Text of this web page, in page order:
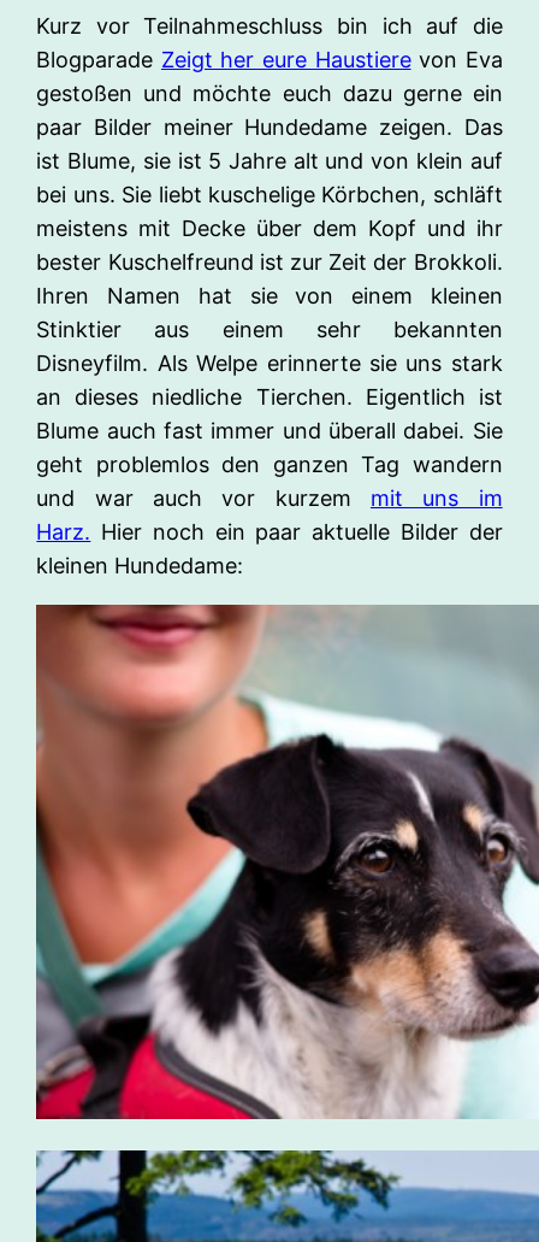
Kurz vor Teilnahmeschluss bin ich auf die
Blogparade Zeigt her eure Haustierevon Eva
gestoßen und möchte euch dazu gerne ein
paar Bilder meiner Hundedame zeigen. Das
ist Blume, sie ist 5 Jahre alt und von klein auf
bei uns. Sie liebt kuschelige Körbchen, schläft
meistens mit Decke über dem Kopf und ihr
bester Kuschelfreund ist zur Zeit der Brokkoli.
Ihren Namen hat sie von einem kleinen
Stinktier aus einem sehr bekannten
Disneyfilm. Als Welpe erinnerte sie uns stark
an dieses niedliche Tierchen. Eigentlich ist
Blume auch fast immer und überall dabei. Sie
geht problemlos den ganzen Tag wandern
und war auch vor kurzem mit uns im
Harz. Hier noch ein paar aktuelle Bilder der
kleinen Hundedame: